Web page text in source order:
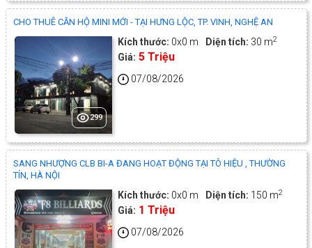
CHO THUÊ CĂN HỘ MINI MỚI - TẠI HƯNG LỘC, TP. VINH, NGHỆ AN
299
Kích thước: 0x0 m Diện tích: 30 m2
Giá: 5 Triệu
07/08/2026
SANG NHƯỢNG CLB BI-A ĐANG HOẠT ĐỘNG TẠI TÔ HIỆU , THƯỜNG
TÍN, HÀ NỘI
Kích thước: 0x0 m Diện tích: 150 m2
Giá: 1 Triệu
07/08/2026